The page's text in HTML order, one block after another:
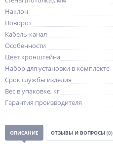
Наклон
Поворот
Кабель-канал
Особенности
Цвет кронштейна
Набор для установки в комплекте
Срок службы изделия
Вес в упаковке, кг
Гарантия производителя
ОПИСАНИЕ ОТЗЫВЫ И ВОПРОСЫ (0)